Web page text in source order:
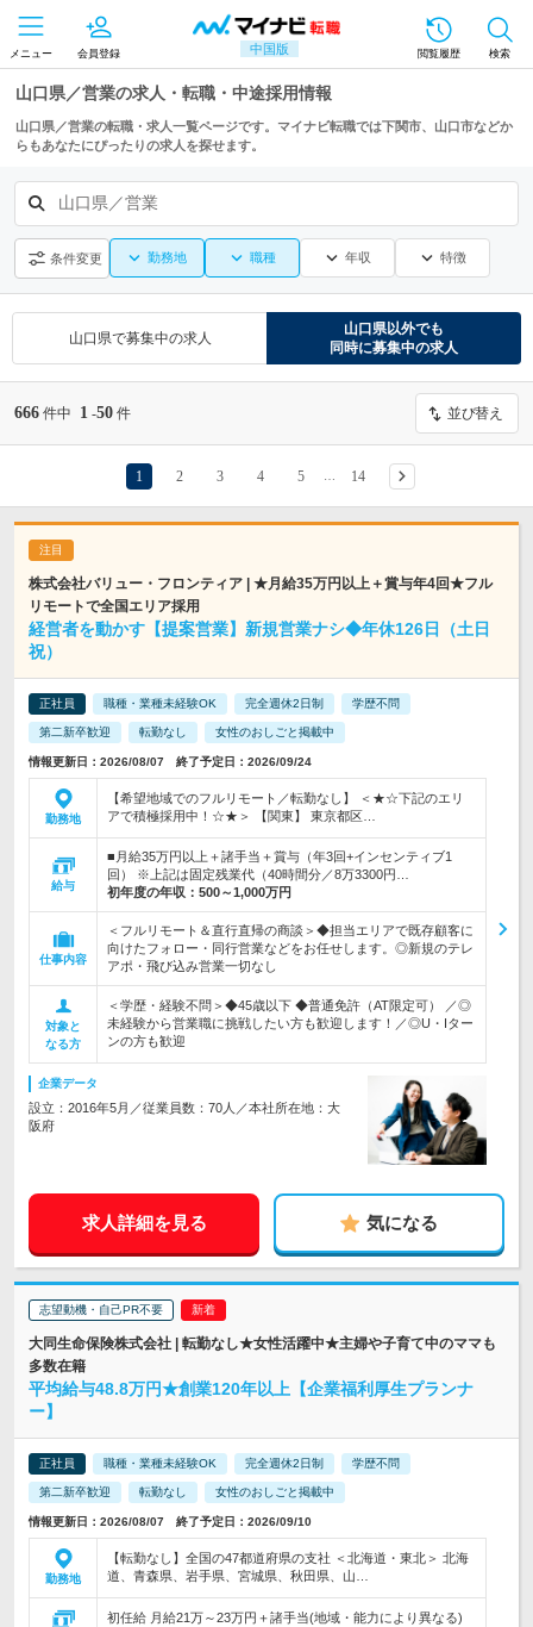
中国版
メニュー 会員登録 閲覧履歴 検索
山口県／営業の求人・転職・中途採用情報
山口県／営業の転職・求人一覧ページです。マイナビ転職では下関市、山口市などか
らもあなたにぴったりの求人を探せます。
山口県／営業
条件変更 勤務地 職種 年収 特徴
山口県で募集中の求人
山口県以外でも
同時に募集中の求人
666 件中 1 -50 件 並び替え
1 2 3 4 5 14
株式会社バリュー・フロンティア | ★月給35万円以上＋賞与年4回★フル
リモートで全国エリア採用
経営者を動かす【提案営業】新規営業ナシ◆年休126日（土日
祝）
正社員 職種・業種未経験OK 完全週休2日制 学歴不問
第二新卒歓迎 転勤なし 女性のおしごと掲載中
情報更新日：2026/08/07 終了予定日：2026/09/24
勤務地
【希望地域でのフルリモート／転勤なし】 ＜★☆下記のエリ
アで積極採用中！☆★＞ 【関東】 東京都区…
給与
■月給35万円以上＋諸手当＋賞与（年3回+インセンティブ1
回） ※上記は固定残業代（40時間分／8万3300円…
初年度の年収： 500～1,000万円
仕事内容
＜フルリモート＆直行直帰の商談＞◆担当エリアで既存顧客に
向けたフォロー・同行営業などをお任せします。◎新規のテレ
アポ・飛び込み営業一切なし
対象と
なる方
＜学歴・経験不問＞◆45歳以下 ◆普通免許（AT限定可） ／◎
未経験から営業職に挑戦したい方も歓迎します！／◎U・Iター
ンの方も歓迎
企業データ
設立：2016年5月／従業員数：70人／本社所在地：大
阪府
求人詳細を見る 気になる
志望動機・自己PR不要
大同生命保険株式会社 | 転勤なし★女性活躍中★主婦や子育て中のママも
多数在籍
平均給与48.8万円★創業120年以上【企業福利厚生プランナ
ー】
正社員 職種・業種未経験OK 完全週休2日制 学歴不問
第二新卒歓迎 転勤なし 女性のおしごと掲載中
情報更新日：2026/08/07 終了予定日：2026/09/10
勤務地
【転勤なし】全国の47都道府県の支社 ＜北海道・東北＞ 北海
道、青森県、岩手県、宮城県、秋田県、山…
初任給 月給21万～23万円＋諸手当(地域・能力により異なる)